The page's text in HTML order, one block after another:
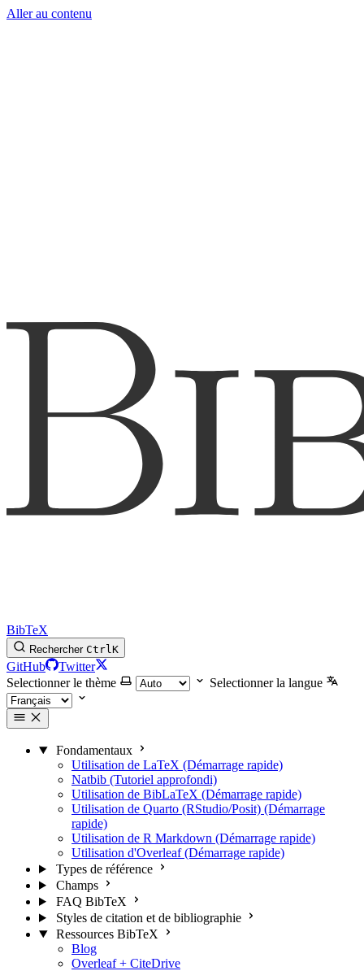
Aller au contenu
BibTeX
Rechercher CtrlK
GitHub
Twitter
Selectionner le thème
Selectionner la langue
Fondamentaux
Utilisation de LaTeX (Démarrage rapide)
Natbib (Tutoriel approfondi)
Utilisation de BibLaTeX (Démarrage rapide)
Utilisation de Quarto (RStudio/Posit) (Démarrage
rapide)
Utilisation de R Markdown (Démarrage rapide)
Utilisation d'Overleaf (Démarrage rapide)
Types de référence
Champs
FAQ BibTeX
Styles de citation et de bibliographie
Ressources BibTeX
Blog
Overleaf + CiteDrive